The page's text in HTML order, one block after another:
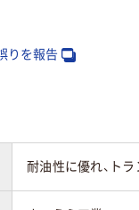
りを報告
耐油性に優れ、ト